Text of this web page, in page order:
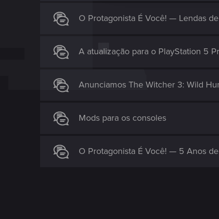
O Protagonista É Você! — Lendas
A atualização para o PlayStation 5
Anunciamos The Witcher 3: Wild
Mods para os consoles
O Protagonista É Você! — 5 Anos